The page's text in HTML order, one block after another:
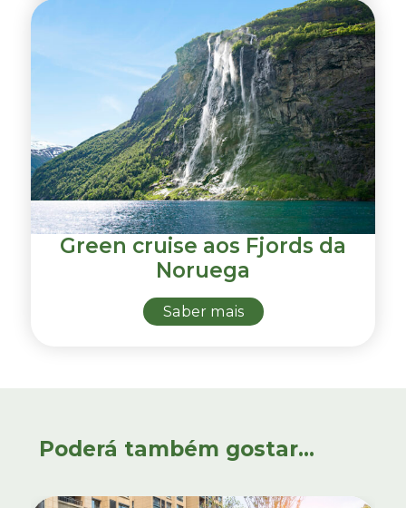
Green cruise aos Fjords da
Noruega
Saber mais
Poderá também gostar...